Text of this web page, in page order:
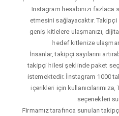
Instagram hesabınızı fazlaca
etmesini sağlayacaktır. Takipçi
geniş kitlelere ulaşmanızı,
hedef kitlenize
İnsanlar, takipçi sayılarını
takipçi hilesi şeklinde paket
istemektedir. İnstagram 1000
içerikleri için
seçenekleri
Firmamız tarafınca sunulan